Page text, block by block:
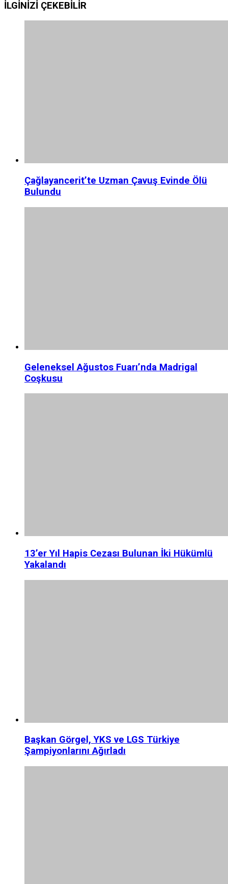
İLGİNİZİ ÇEKEBİLİR
Çağlayancerit’te Uzman Çavuş Evinde Ölü
Bulundu
Geleneksel Ağustos Fuarı’nda Madrigal
Coşkusu
13’er Yıl Hapis Cezası Bulunan İki Hükümlü
Yakalandı
Başkan Görgel, YKS ve LGS Türkiye
Şampiyonlarını Ağırladı